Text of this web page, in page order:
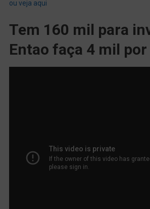
ou veja aqui
Tem 160 mil para
Entao faça 4 mil por